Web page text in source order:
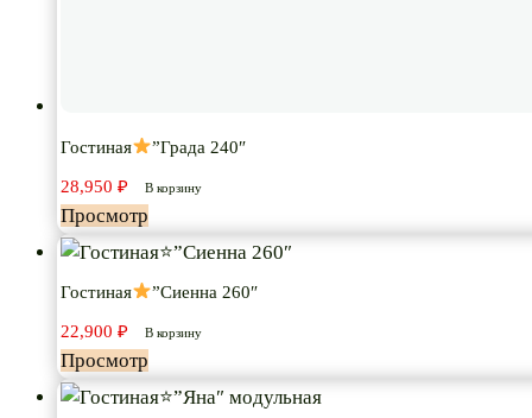
Гостиная ”Града 240″
28,950 ₽ В корзину
Просмотр
Гостиная ”Сиенна 260″
22,900 ₽ В корзину
Просмотр